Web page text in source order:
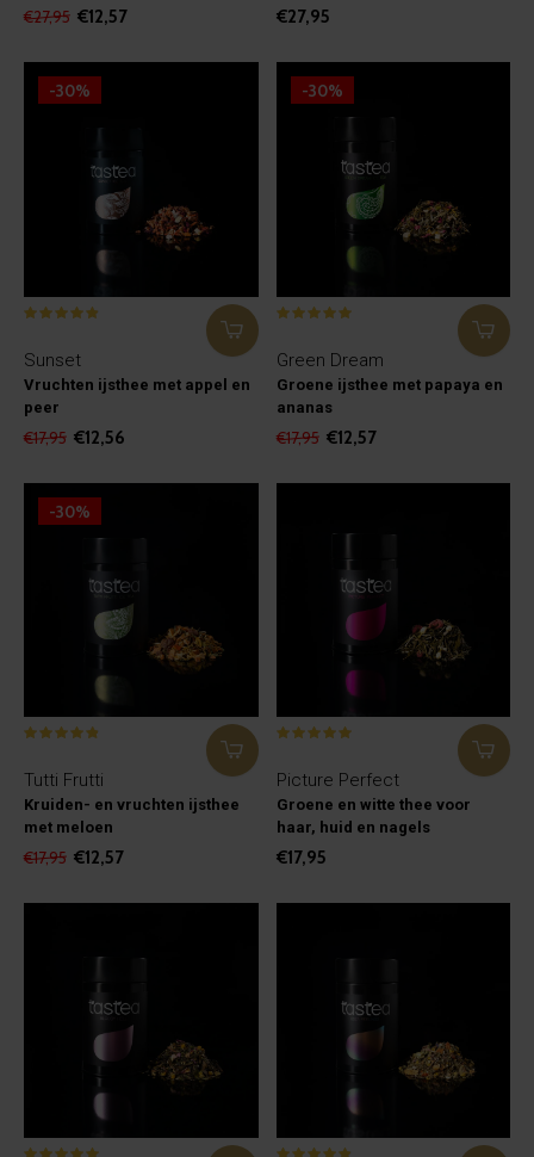
€27,95 €12,57 €27,95
-30%
Sunset
Vruchten ijsthee met appel en
peer
€17,95 €12,56
-30%
Green Dream
Groene ijsthee met papaya en
ananas
€17,95 €12,57
-30%
Tutti Frutti
Kruiden- en vruchten ijsthee
met meloen
€17,95 €12,57
Picture Perfect
Groene en witte thee voor
haar, huid en nagels
€17,95